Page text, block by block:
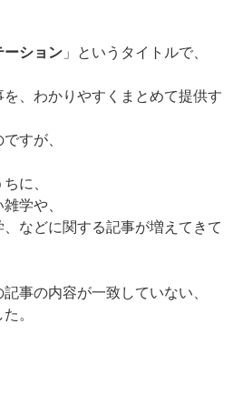
ーション 」というタイトルで、
、わかりやすくまとめて提供す
すが、
に、
学や、
などに関する記事が増えてきて
事の内容が一致していない、
。